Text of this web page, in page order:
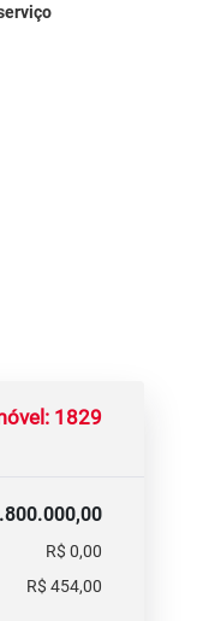
1829
R$ 0,00
R$ 454,00